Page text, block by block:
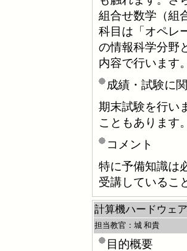
組合せ数学（組
科目は「オペレ
の情報科学分野
内容で行います
成績・試験に
期末試験を行い
こともあります
コメント
特に予備知識は
受講しているこ
計算機ハードウェ
担当教官：城 和貴
目的概要